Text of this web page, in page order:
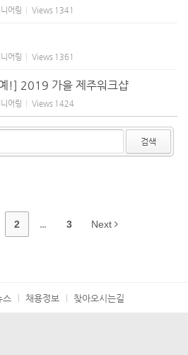
어링 Views 1341
어링 Views 1361
!] 2019 가을 제주워크샵
어링 Views 1424
검색
2 ... 3 Next
스 채용정보 찾아오시는길